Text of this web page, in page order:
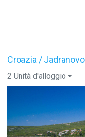
Croazia / Jadranovo
2 Unità d'alloggio